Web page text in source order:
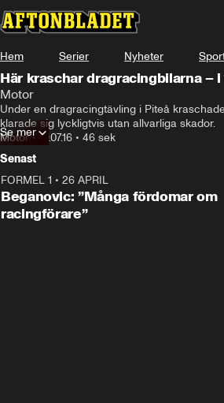
Hem Serier Nyheter
Här kraschar dragracingbilarna –
Motor
Under en dragracingtävling i Piteå
klarade sig lyckligtvis utan allvarliga skador.
Motor• 19.07.16 • 46 sek
Se mer
Senast
FORMEL 1 • 26 APRIL
Beganovic: ”Många fördomar om
racingförare”